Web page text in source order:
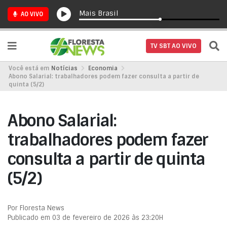
AO VIVO Mais Brasil
TV SBT AO VIVO
Você está em Notícias
Economia
Abono Salarial: trabalhadores podem fazer consulta a partir de
quinta (5/2)
Abono Salarial:
trabalhadores podem fazer
consulta a partir de quinta
(5/2)
Por Floresta News
Publicado em 03 de fevereiro de 2026 às 23:20H